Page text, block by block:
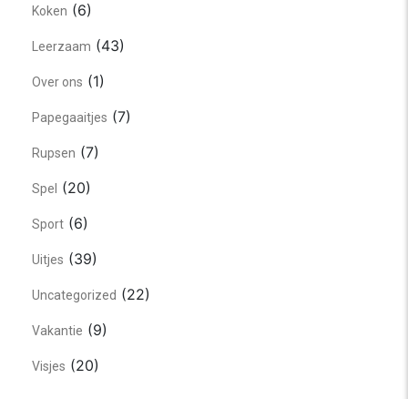
Koken (6)
Leerzaam (43)
Over ons (1)
Papegaaitjes (7)
Rupsen (7)
Spel (20)
Sport (6)
Uitjes (39)
Uncategorized (22)
Vakantie (9)
Visjes (20)